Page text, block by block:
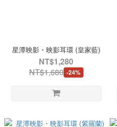
星潭映影・映影耳環 (皇家藍)
NT$1,280
NT$1,680 -24%